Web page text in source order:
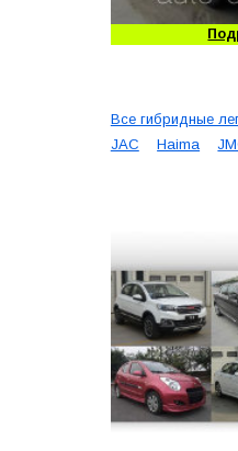
Все гибридные
JAC
Haima